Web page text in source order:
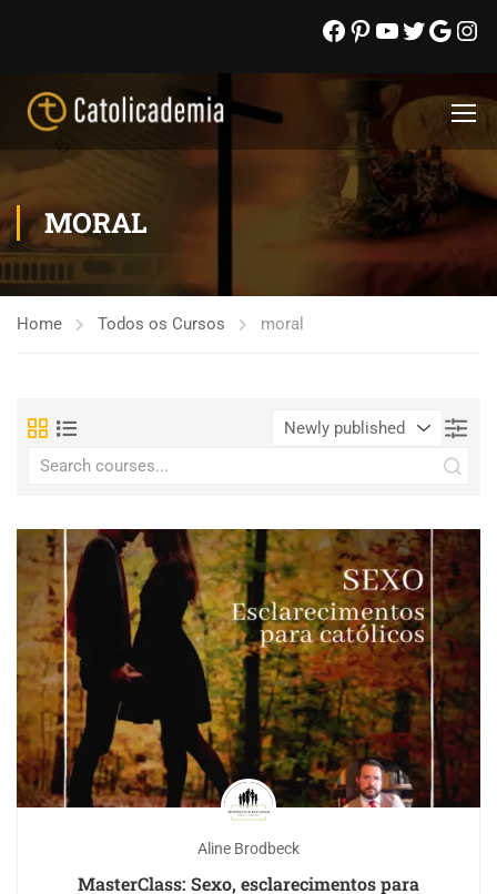
MORAL
Home Todos os Cursos moral
Aline Brodbeck
MasterClass: Sexo, esclarecimentos para